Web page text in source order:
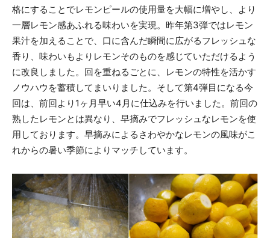
格にすることでレモンピールの使用量を大幅に増やし、より
一層レモン感あふれる味わいを実現。昨年第3弾ではレモン
果汁を加えることで、口に含んだ瞬間に広がるフレッシュな
香り、味わいもよりレモンそのものを感じていただけるよう
に改良しました。回を重ねるごとに、レモンの特性を活かす
ノウハウを蓄積してまいりました。そして第4弾目になる今
回は、前回より1ヶ月早い4月に仕込みを行いました。前回の
熟したレモンとは異なり、早摘みでフレッシュなレモンを使
用しております。早摘みによるさわやかなレモンの風味がこ
れからの暑い季節によりマッチしています。